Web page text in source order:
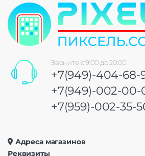
Звоните с 9:00 до 20:00
+7(949)-404-68-
+7(949)-002-00-
+7(959)-002-35-
Адреса магазинов
Реквизиты